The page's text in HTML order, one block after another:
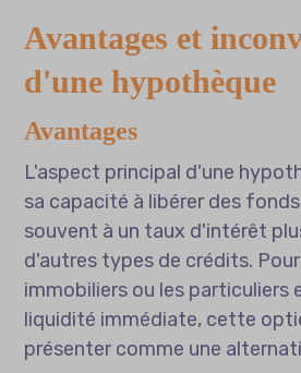
Avantages et
d'une hypothèque
Avantages
L'aspect principal d'une
sa capacité à libérer des
souvent à un taux d'intérêt
d'autres types de crédits.
immobiliers ou les particuliers
liquidité immédiate, cette
présenter comme une